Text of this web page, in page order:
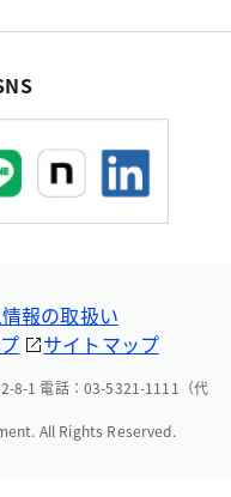
報の取扱い
サイトマップ
8-1 電話：03-5321-1111（代
All Rights Reserved.